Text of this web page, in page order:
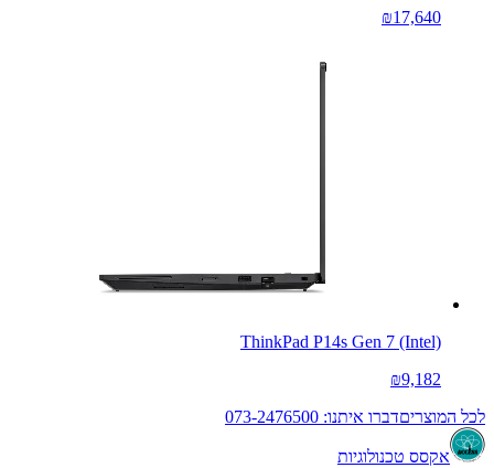
₪17,640
ThinkPad P14s Gen 7 (Intel)
₪9,182
לכל המוצריםדברו איתנו: 073-2476500
אקסס טכנולוגיות